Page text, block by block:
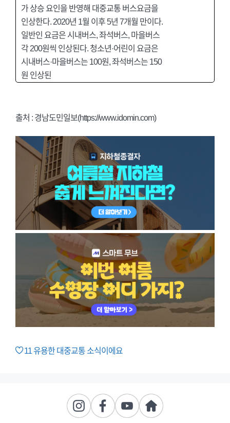
가 상승 요인을 반영해 대중교통 버스요금을
인상한다. 2020년 1월 이후 5년 7개월 만이다.
일반인 요금은 시내버스, 좌석버스, 마을버스
각 200원씩 인상된다. 청소년·어린이 요금은
시내버스·마을버스는 100원, 좌석버스는 150
원 인상된
출처 : 경남도민일보(https://www.idomin.com)
11유용한 대중교통 소식이에요